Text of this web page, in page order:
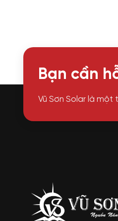
Bạn cần
Vũ Sơn Solar là